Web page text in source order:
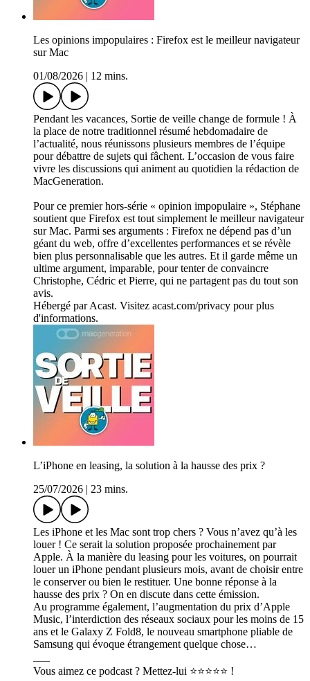
Les opinions impopulaires : Firefox est le meilleur navigateur
sur Mac
01/08/2026
12 mins.
Pendant les vacances, Sortie de veille change de formule ! À
la place de notre traditionnel résumé hebdomadaire de
l’actualité, nous réunissons plusieurs membres de l’équipe
pour débattre de sujets qui fâchent. L’occasion de vous faire
vivre les discussions qui animent au quotidien la rédaction de
MacGeneration.
Pour ce premier hors-série « opinion impopulaire », Stéphane
soutient que Firefox est tout simplement le meilleur navigateur
sur Mac. Parmi ses arguments : Firefox ne dépend pas d’un
géant du web, offre d’excellentes performances et se révèle
bien plus personnalisable que les autres. Et il garde même un
ultime argument, imparable, pour tenter de convaincre
Christophe, Cédric et Pierre, qui ne partagent pas du tout son
avis.
Hébergé par Acast. Visitez acast.com/privacy pour plus
d'informations.
L’iPhone en leasing, la solution à la hausse des prix ?
25/07/2026
23 mins.
Les iPhone et les Mac sont trop chers ? Vous n’avez qu’à les
louer ! Ce serait la solution proposée prochainement par
Apple. À la manière du leasing pour les voitures, on pourrait
louer un iPhone pendant plusieurs mois, avant de choisir entre
le conserver ou bien le restituer. Une bonne réponse à la
hausse des prix ? On en discute dans cette émission.
Au programme également, l’augmentation du prix d’Apple
Music, l’interdiction des réseaux sociaux pour les moins de 15
ans et le Galaxy Z Fold8, le nouveau smartphone pliable de
Samsung qui évoque étrangement quelque chose…
Vous aimez ce podcast ? Mettez-lui ⭐️⭐️⭐️⭐️⭐️ !